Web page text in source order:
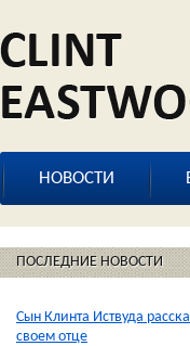
НОВОСТИ
ПОСЛЕДНИЕ НОВОСТИ
Сын Клинта Иствуда
своем отце